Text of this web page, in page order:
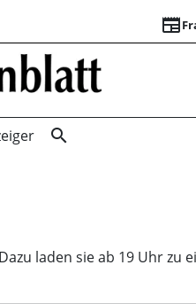
newspaper
search
laden sie ab 19 Uhr zu